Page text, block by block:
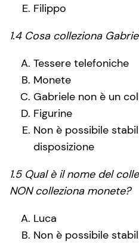
Filippo
1.4 Cosa colleziona
Tessere telefoniche
Monete
Gabriele non è un
Figurine
Non è possibile
disposizione
1.5 Qual è il nome del
NON colleziona monete?
Luca
Non è possibile